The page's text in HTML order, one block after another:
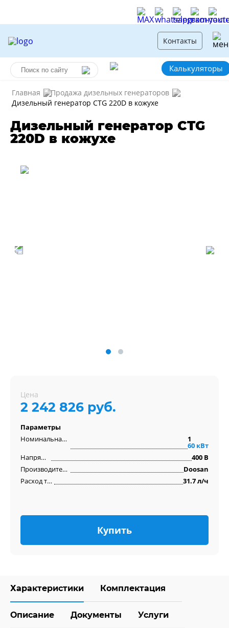
Контакты
Калькуляторы
Главная
Продажа дизельных генераторов
Дизельный генератор CTG 220D в кожухе
Дизельный генератор CTG
220D в кожухе
Цена
2 242 826 руб.
Параметры
Номинальная мощность
1
60 кВт
Напряжение
400 В
Производитель двигателя
Doosan
Расход топлива
31.7 л/ч
Купить
Характеристики Комплектация
Описание Документы Услуги